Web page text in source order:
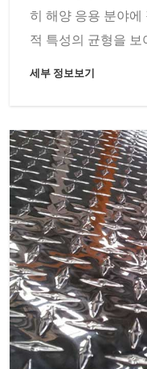
히 해양 응용 분야에
적 특성의 균형을 보
세부 정보보기